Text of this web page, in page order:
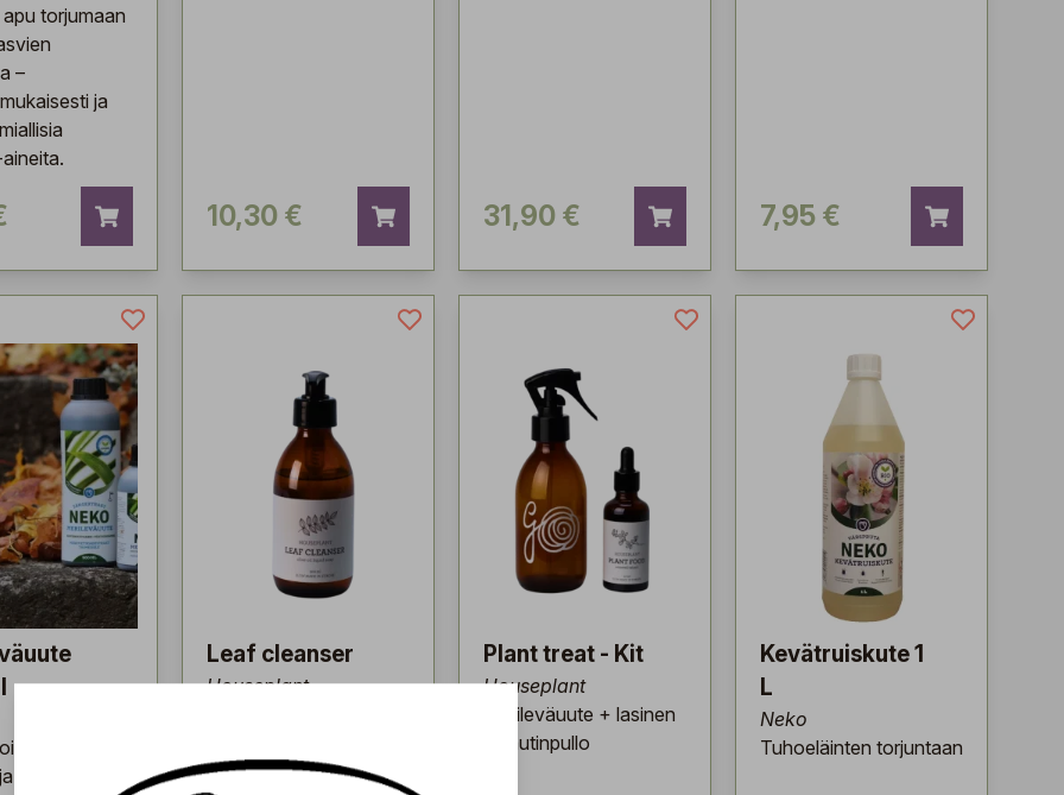
torjumaan
–
ja
10,30 € 31,90 € 7,95 €
Leaf cleanser
Houseplant
huonekasvien
Plant treat - Kit
Houseplant
Merileväuute + lasinen
sumutinpullo
Kevätruiskute 1
L
Neko
Tuhoeläinten torjuntaan